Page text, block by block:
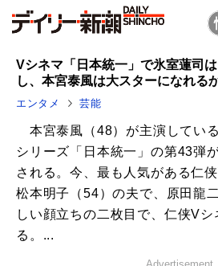
Vシネマ「日本統一」で氷室蓮司
し、本宮泰風は大スターになれる
エンタメ 芸能
本宮泰風（48）が主演してい
シリーズ「日本統一」の第43弾
される。今、最も人気がある仁
松本明子（54）の夫で、原田龍
しい顔立ちの二枚目で、仁侠V
る。...